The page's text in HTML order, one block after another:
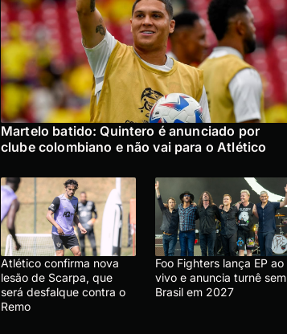
Martelo batido: Quintero é anunciado por
clube colombiano e não vai para o Atlético
Atlético confirma nova
lesão de Scarpa, que
será desfalque contra o
Remo
Foo Fighters lança EP ao
vivo e anuncia turnê sem
Brasil em 2027